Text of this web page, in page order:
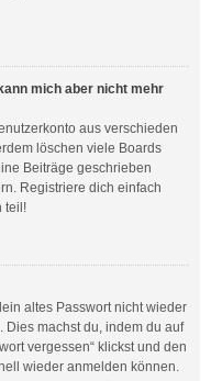
mich aber nicht mehr
aus verschieden
löschen viele Boards
Beiträge geschrieben
Registriere dich einfach
teil!
altes Passwort nicht wieder
Dies machst du, indem du auf
vergessen“ klickst und den
wieder anmelden können.